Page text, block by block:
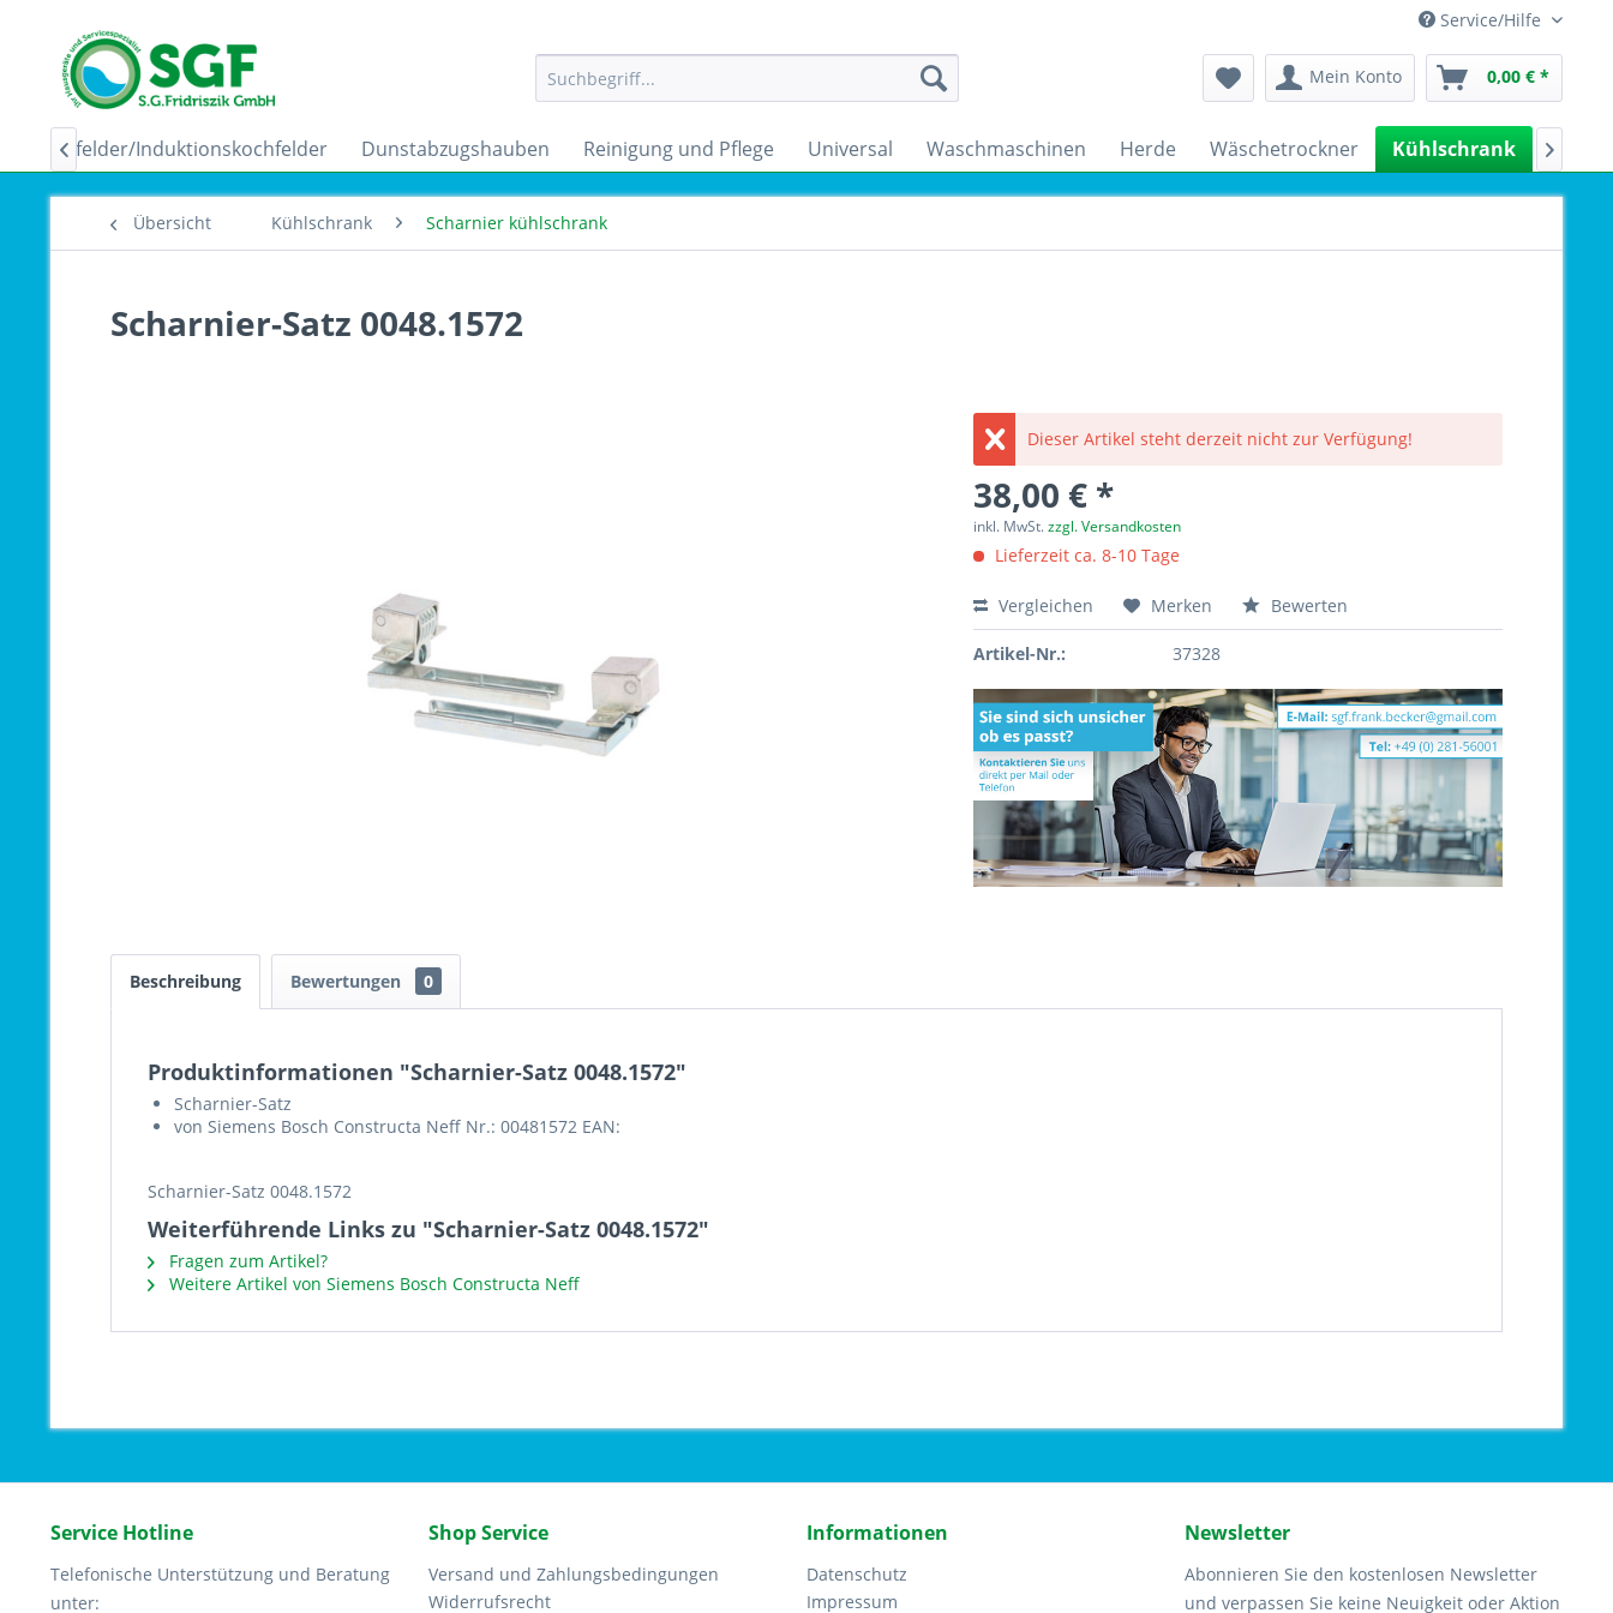
Service/Hilfe
Mein Konto 0,00 € *
Ceranfelder/Induktionskochfelder Dunstabzugshauben Reinigung und Pflege Universal Waschmaschinen Herde Wäschetrockner Kühlschrank
 
Übersicht Kühlschrank Scharnier kühlschrank
Scharnier-Satz 0048.1572
Dieser Artikel steht derzeit nicht zur Verfügung!
38,00 € *
inkl. MwSt.zzgl. Versandkosten
Lieferzeit ca. 8-10 Tage
Vergleichen Merken Bewerten
Artikel-Nr.: 37328
Beschreibung Bewertungen 0
Produktinformationen "Scharnier-Satz 0048.1572"
Scharnier-Satz
von Siemens Bosch Constructa Neff Nr.: 00481572 EAN:
Scharnier-Satz 0048.1572
Weiterführende Links zu "Scharnier-Satz 0048.1572"
Fragen zum Artikel?
Weitere Artikel von Siemens Bosch Constructa Neff
Service Hotline
Telefonische Unterstützung und Beratung
unter:
Shop Service
Versand und Zahlungsbedingungen
Widerrufsrecht
Informationen
Datenschutz
Impressum
Newsletter
Abonnieren Sie den kostenlosen Newsletter
und verpassen Sie keine Neuigkeit oder Aktion